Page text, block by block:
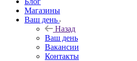
Магазины
Ваш день
Назад
Ваш день
Вакансии
Контакты